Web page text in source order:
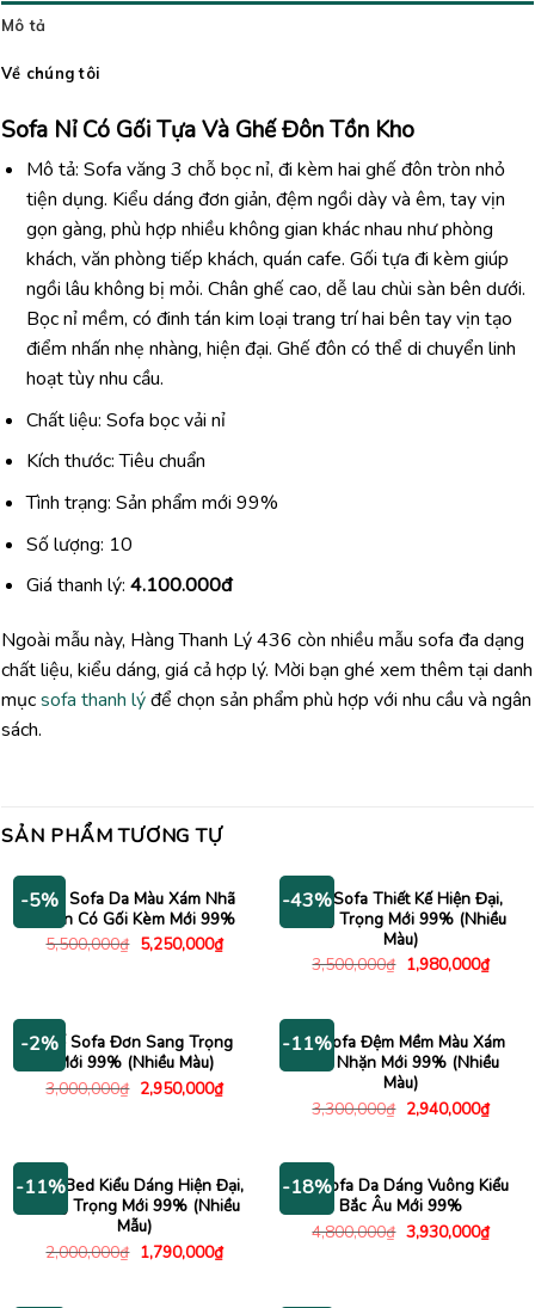
Mô tả
Về chúng tôi
Sofa NỉCó GốiTựaVà GhếĐônTồn Kho
Mô tả: Sofa văng 3 chỗbọcnỉ, đi kèm hai ghếđôn tròn nhỏ
tiện dụng. Kiểu dáng đơn giản, đệm ngồi dàyvà êm, tayvịn
gọn gàng, phù hợp nhiều không gian khácnhau nhưphòng
khách, văn phòng tiếp khách, quán cafe. Gối tựa đi kèm giúp
ngồi lâu không bị mỏi. Chân ghếcao, dễ lau chùi sàn bên dưới.
Bọcnỉmềm, có đinh tán kim loại trang tríhai bên tayvịn tạo
điểm nhấn nhẹ nhàng, hiện đại. Ghếđôn có thể di chuyển linh
hoạttùynhu cầu.
Chất liệu: Sofa bọc vải nỉ
Kích thước: Tiêu chuẩn
Tình trạng: Sản phẩm mới 99%
Số lượng: 10
Giá thanh lý: 4.100.000đ
Ngoài mẫu này, HàngThanh Lý436 còn nhiều mẫu sofa đa dạng
chấtliệu, kiểu dáng, giá cảhợp lý. Mời bạn ghé xem thêm tại danh
mụcsofa thanh lýđể chọn sản phẩm phù hợp với nhu cầu và ngân
sách.
SẢN PHẨM TƯƠNG TỰ
-5%
Ghế Sofa Da Màu Xám Nhã
Nhặn Có Gối Kèm Mới 99%
5,500,000₫ Giá
gốc
5,250,000₫Giá
hiện
-43%
Ghế Sofa Thiết Kế Hiện Đại,
Sang Trọng Mới 99% (Nhiều
Màu)
3,500,000₫ Giá
gốc
1,980,000₫Giá
hiện
-2%
Ghế Sofa Đơn Sang Trọng
Mới 99% (Nhiều Màu)
3,000,000₫ Giá
gốc
2,950,000₫Giá
hiện
-11%
Bộ Sofa Đệm Mềm Màu Xám
Nhã Nhặn Mới 99% (Nhiều
Màu)
3,300,000₫ Giá
gốc
2,940,000₫Giá
hiện
-11%
Sofa Bed Kiểu Dáng Hiện Đại,
Sang Trọng Mới 99% (Nhiều
Mẫu)
2,000,000₫ Giá
gốc
1,790,000₫Giá
hiện
-18%
Bộ Sofa Da Dáng Vuông Kiểu
Bắc Âu Mới 99%
4,800,000₫ Giá
gốc
3,930,000₫Giá
hiện